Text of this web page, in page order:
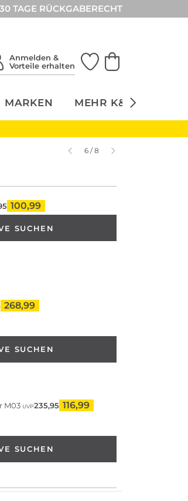
30 TAGE RÜCKGABERECHT
Anmelden &
Vorteile erhalten
MARKEN MEHR K&Ö
6 / 8
100,99
SUCHEN
268,99
SUCHEN
M03 UVP235,95 116,99
SUCHEN